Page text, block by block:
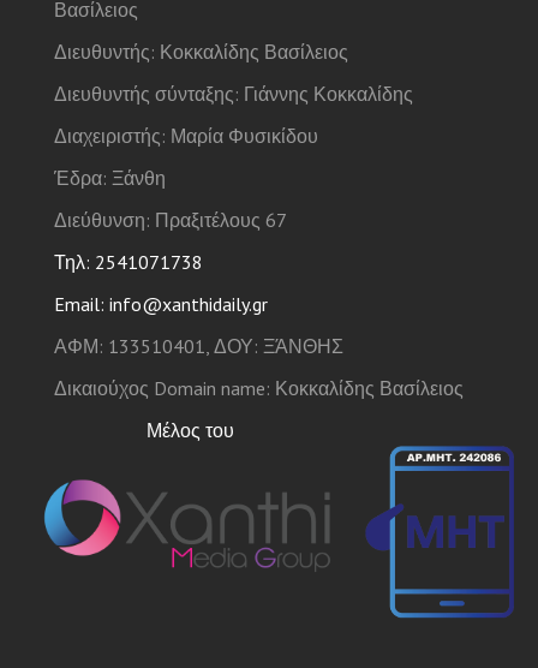
Βασίλειος
Διευθυντής: Κοκκαλίδης Βασίλειος
Διευθυντής σύνταξης: Γιάννης Κοκκαλίδης
Διαχειριστής: Μαρία Φυσικίδου
Έδρα: Ξάνθη
Διεύθυνση: Πραξιτέλους 67
Τηλ: 2541071738
Email: info@xanthidaily.gr
ΑΦΜ: 133510401, ΔΟΥ: ΞΆΝΘΗΣ
Δικαιούχος Domain name: Κοκκαλίδης Βασίλειος
Μέλος του